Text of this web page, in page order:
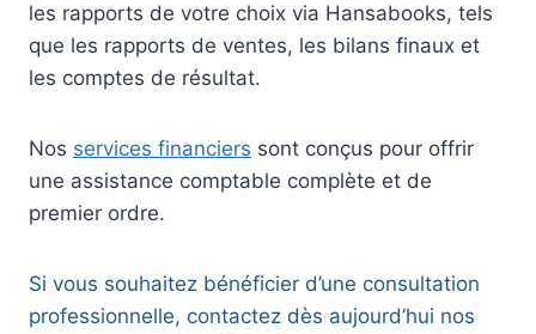
les rapports de votre choix via Hansabooks, tels
que les rapports de ventes, les bilans finaux et
les comptes de résultat.
Nos services financiers sont conçus pour offrir
une assistance comptable complète et de
premier ordre.
Si vous souhaitez bénéficier d’une consultation
professionnelle, contactez dès aujourd’hui nos